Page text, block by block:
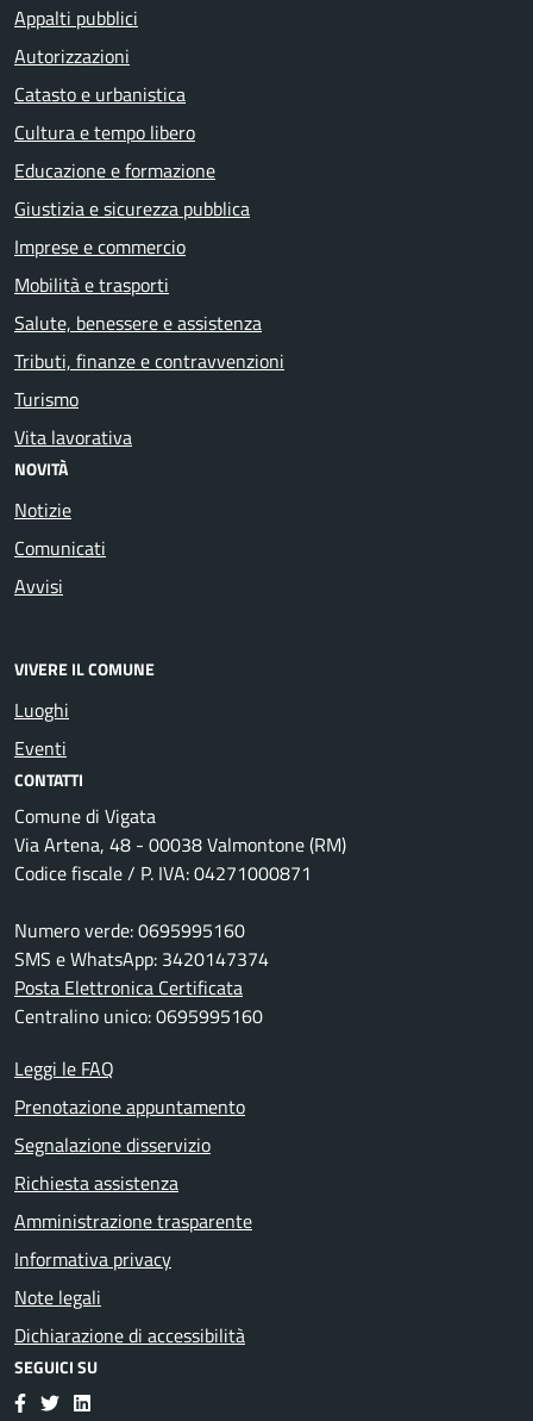
Appalti pubblici
Autorizzazioni
Catasto e urbanistica
Cultura e tempo libero
Educazione e formazione
Giustizia e sicurezza pubblica
Imprese e commercio
Mobilità e trasporti
Salute, benessere e assistenza
Tributi, finanze e contravvenzioni
Turismo
Vita lavorativa
NOVITÀ
Notizie
Comunicati
Avvisi
VIVERE IL COMUNE
Luoghi
Eventi
CONTATTI
Comune di Vigata
Via Artena, 48 - 00038 Valmontone (RM)
Codice fiscale / P. IVA: 04271000871
Numero verde: 0695995160
SMS e WhatsApp: 3420147374
Posta Elettronica Certificata
Centralino unico: 0695995160
Leggi le FAQ
Prenotazione appuntamento
Segnalazione disservizio
Richiesta assistenza
Amministrazione trasparente
Informativa privacy
Note legali
Dichiarazione di accessibilità
SEGUICI SU
Facebook
TwitterLinkedIn